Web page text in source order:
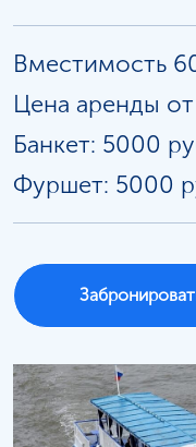
Вместимость
Цена аренды
Банкет: 5000
Фуршет: 5000